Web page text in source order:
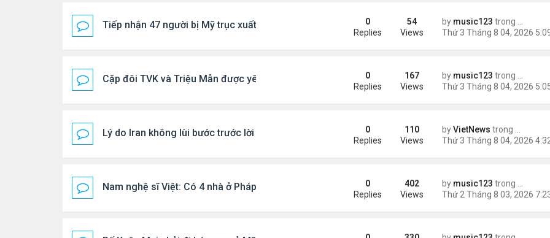
Tiếp nhận 47 người bị Mỹ trục xuất, Công an khuyến cáo by music123 trong
0
Replies
54
Views
Cặp đôi TVK và Triệu Mẫn được yêu thích nhất by music123 trong
0
Replies
167
Views
Lý do Iran không lùi bước trước lời đe dọa của ông Trump byVietNews trong
0
Replies
110
Views
Nam nghệ sĩ Việt: Có 4 nhà ở Pháp, sống gần tháp Eiffel... by music123 trong
0
Replies
402
Views